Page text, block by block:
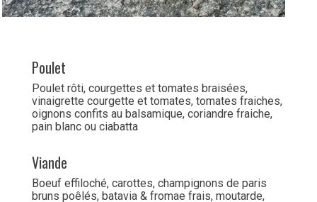
Poulet
Poulet rôti, courgettes et tomates braisées,
vinaigrette courgette et tomates, tomates fraiches,
oignons confits au balsamique, coriandre fraiche,
pain blanc ou ciabatta
Viande
Boeuf effiloché, carottes, champignons de paris
bruns poêlés, batavia & fromae frais, moutarde,